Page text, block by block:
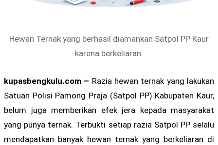
Hewan Ternak yang berhasil diamankan Satpol PP Kaur
karena berkeliaran.
kupasbengkulu.com – Razia hewan ternak yang lakukan
Satuan Polisi Pamong Praja (Satpol PP) Kabupaten Kaur,
belum juga memberikan efek jera kepada masyarakat
yang punya ternak. Terbukti setiap razia Satpol PP selalu
mendapatkan banyak hewan ternak yang berkeliaran di